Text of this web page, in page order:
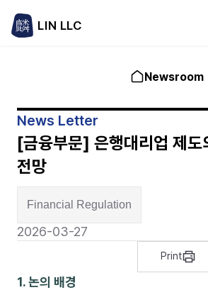
LIN LLC
Newsroom
News Letter
[금융부문] 은행대리업 제도
전망
Financial Regulation
2026-03-27
Print
1. 논의 배경